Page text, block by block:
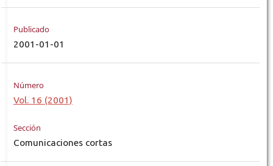
Publicado
2001-01-01
Número
Vol. 16 (2001)
Sección
Comunicaciones cortas